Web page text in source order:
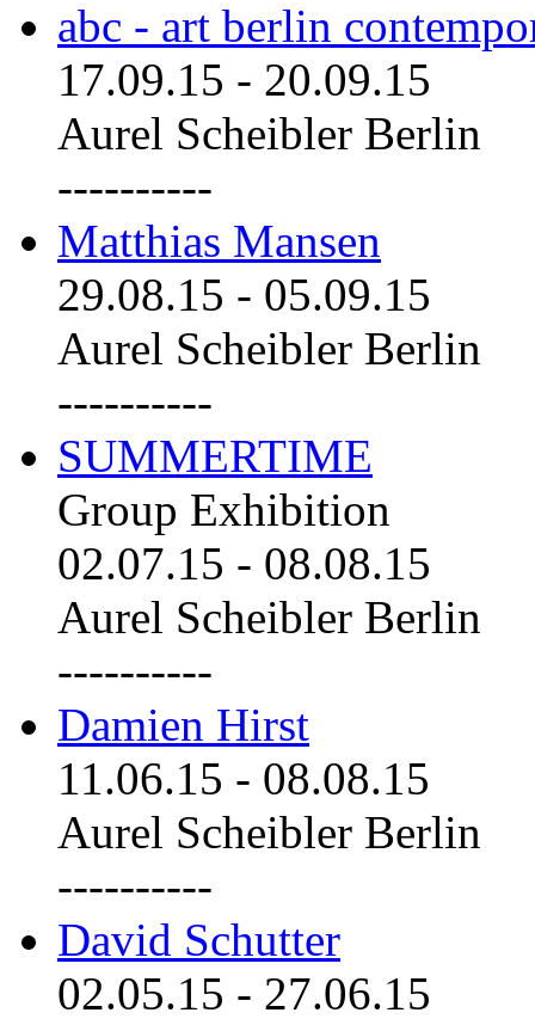
abc - art berlin
17.09.15 - 20.09.15
Aurel Scheibler Berlin
----------
Matthias Mansen
29.08.15 - 05.09.15
Aurel Scheibler Berlin
----------
SUMMERTIME
Group Exhibition
02.07.15 - 08.08.15
Aurel Scheibler Berlin
----------
Damien Hirst
11.06.15 - 08.08.15
Aurel Scheibler Berlin
----------
David Schutter
02.05.15 - 27.06.15